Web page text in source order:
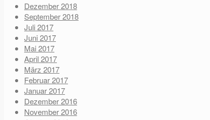
Dezember 2018
September 2018
Juli 2017
Juni 2017
Mai 2017
April 2017
März 2017
Februar 2017
Januar 2017
Dezember 2016
November 2016